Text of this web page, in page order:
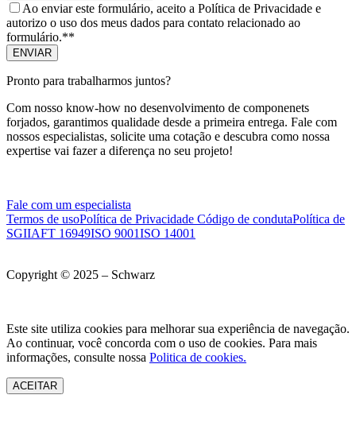
Ao enviar este formulário, aceito a Política de Privacidade e
autorizo o uso dos meus dados para contato relacionado ao
formulário.**
ENVIAR
Pronto para trabalharmos juntos?
Com nosso know-how no desenvolvimento de componenets
forjados, garantimos qualidade desde a primeira entrega. Fale com
nossos especialistas, solicite uma cotação e descubra como nossa
expertise vai fazer a diferença no seu projeto!
Fale com um especialista
Termos de usoPolítica de Privacidade Código de condutaPolítica de
SGIIAFT 16949ISO 9001ISO 14001
Copyright © 2025 – Schwarz
Este site utiliza cookies para melhorar sua experiência de navegação.
Ao continuar, você concorda com o uso de cookies. Para mais
informações, consulte nossa Politica de cookies.
ACEITAR